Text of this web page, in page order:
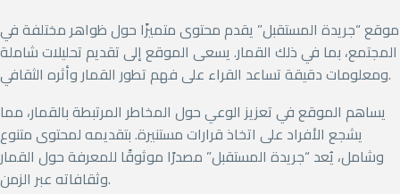
موقع “جريدة المستقبل” يقدم محتوى متميزًا حول ظواهر مختلفة في
المجتمع، بما في ذلك القمار. يسعى الموقع إلى تقديم تحليلات شاملة
ومعلومات دقيقة تساعد القراء على فهم تطور القمار وأثره الثقافي.
يساهم الموقع في تعزيز الوعي حول المخاطر المرتبطة بالقمار، مما
يشجع الأفراد على اتخاذ قرارات مستنيرة. بتقديمه لمحتوى متنوع
وشامل، يُعد “جريدة المستقبل” مصدرًا موثوقًا للمعرفة حول القمار
وثقافاته عبر الزمن.